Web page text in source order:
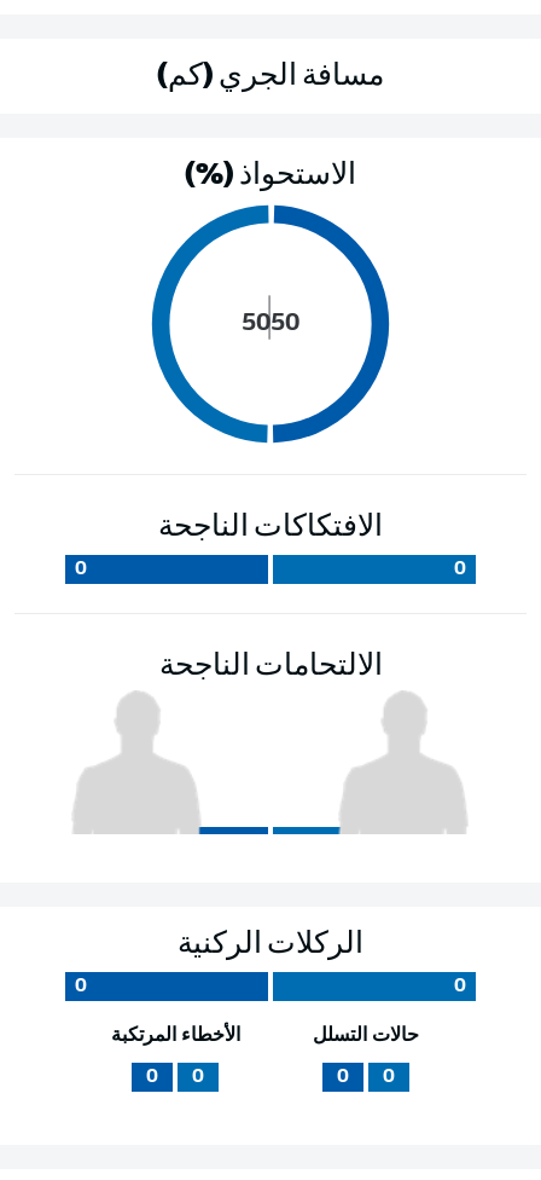
مسافة الجري (كم)
الاستحواذ (%)
50
50
الافتكاكات الناجحة
0
0
الالتحامات الناجحة
الركلات الركنية
0
0
حالات التسلل
0
0
الأخطاء المرتكبة
0
0